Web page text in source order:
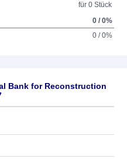
für 0 Stück
0 / 0%
0 / 0%
Bank for Reconstruction